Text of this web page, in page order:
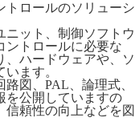
トロールのソリューシ
ニット、制御ソフトウ
ントロールに必要な
、ハードウェアや、ソ
ます。
図、PAL、論理式、
を公開していますの
信頼性の向上などを図